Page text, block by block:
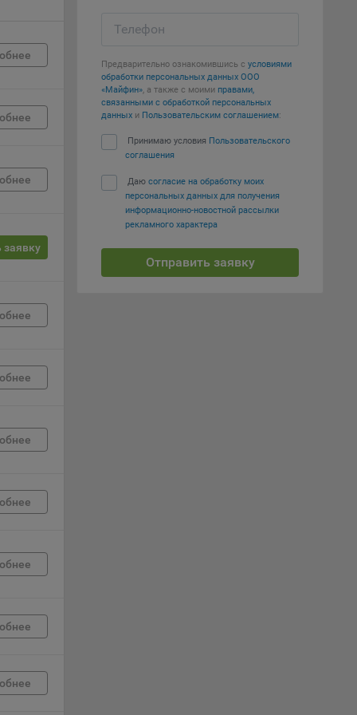
заявку
Телефон
Предварительно ознакомившись с условиями
обработки персональных данных ООО
«Майфин», а также с моими правами,
связанными с обработкой персональных
данных и Пользовательским соглашением:
Принимаю условия Пользовательского
соглашения
Даю согласие на обработку моих
персональных данных для получения
информационно-новостной рассылки
рекламного характера
Отправить заявку